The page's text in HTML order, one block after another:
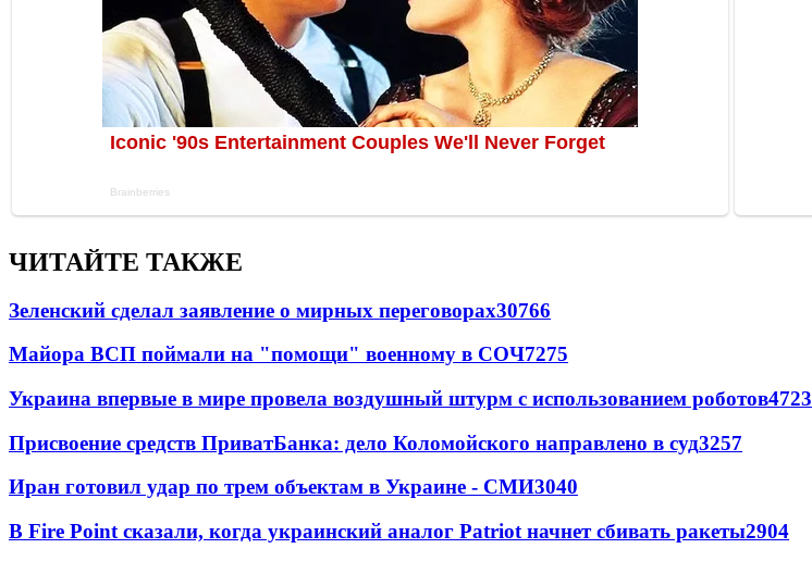
ЧИТАЙТЕ ТАКЖЕ
Зеленский сделал заявление о мирных переговорах30766
Майора ВСП поймали на "помощи" военному в СОЧ7275
Украина впервые в мире провела воздушный штурм с использованием роботов4723
Присвоение средств ПриватБанка: дело Коломойского направлено в суд3257
Иран готовил удар по трем объектам в Украине - СМИ3040
В Fire Point сказали, когда украинский аналог Patriot начнет сбивать ракеты2904